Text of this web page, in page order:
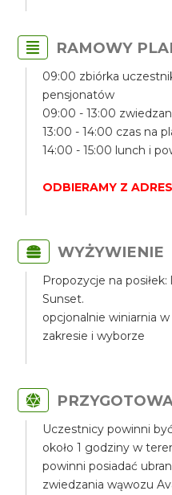
RAMOWY
09:00 zbiórka
pensjonatów
09:00 - 13:00
13:00 - 14:00 czas na
14:00 - 15:00 lunch i
ODBIERAMY Z
WYŻYWIENIE
Propozycje na
Sunset.
opcjonalnie winiarnia
zakresie i wyborze
Uczestnicy powinni
około 1 godziny w
powinni posiadać
zwiedzania wąwozu